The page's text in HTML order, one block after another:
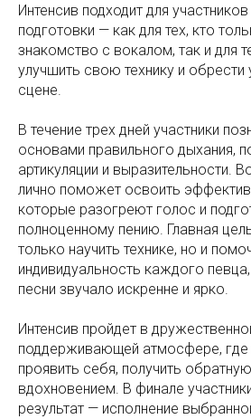
Интенсив подходит для
подготовки — как для тех, кто
знакомство с вокалом, так и для
улучшить свою технику и обрести
сцене.
В течение трех дней участники
основами правильного дыхания,
артикуляции и выразительности.
лично поможет освоить
которые разогреют голос и
полноценному пению. Главная
только научить технике, но и
индивидуальность каждого
песни звучало искренне и ярко.
Интенсив пройдет в
поддерживающей атмосфере,
проявить себя, получить
вдохновением. В финале
результат — исполнение